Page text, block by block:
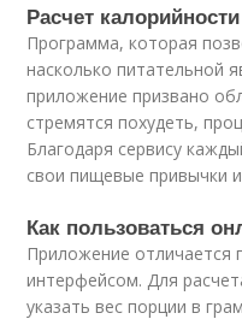
Расчет
Программа, которая
насколько питательной
приложение призвано
стремятся похудеть,
Благодаря сервису
свои пищевые привычки
Как пользоваться
Приложение отличается
интерфейсом. Для
указать вес порции в